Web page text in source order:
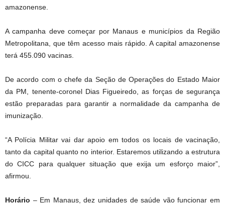
amazonense.
A campanha deve começar por Manaus e municípios da Região
Metropolitana, que têm acesso mais rápido. A capital amazonense
terá 455.090 vacinas.
De acordo com o chefe da Seção de Operações do Estado Maior
da PM, tenente-coronel Dias Figueiredo, as forças de segurança
estão preparadas para garantir a normalidade da campanha de
imunização.
“A Polícia Militar vai dar apoio em todos os locais de vacinação,
tanto da capital quanto no interior. Estaremos utilizando a estrutura
do CICC para qualquer situação que exija um esforço maior”,
afirmou.
Horário – Em Manaus, dez unidades de saúde vão funcionar em